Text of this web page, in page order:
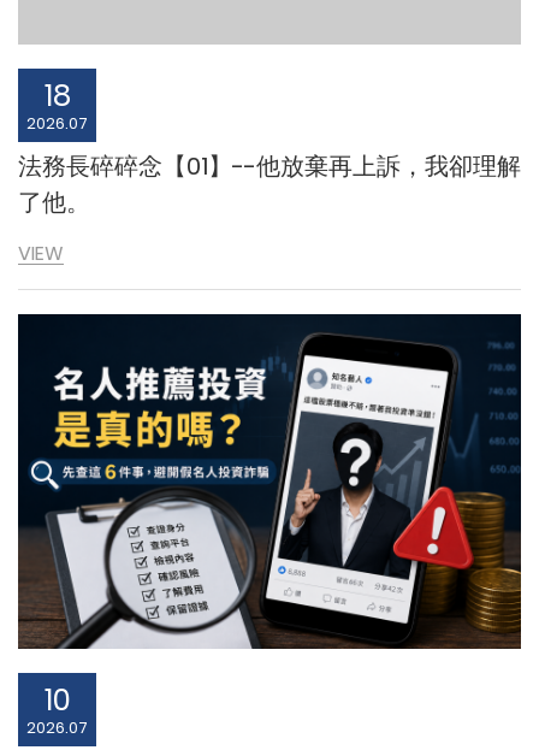
18
2026.07
法務長碎碎念【01】--他放棄再上訴，我卻理解
了他。
VIEW
10
2026.07